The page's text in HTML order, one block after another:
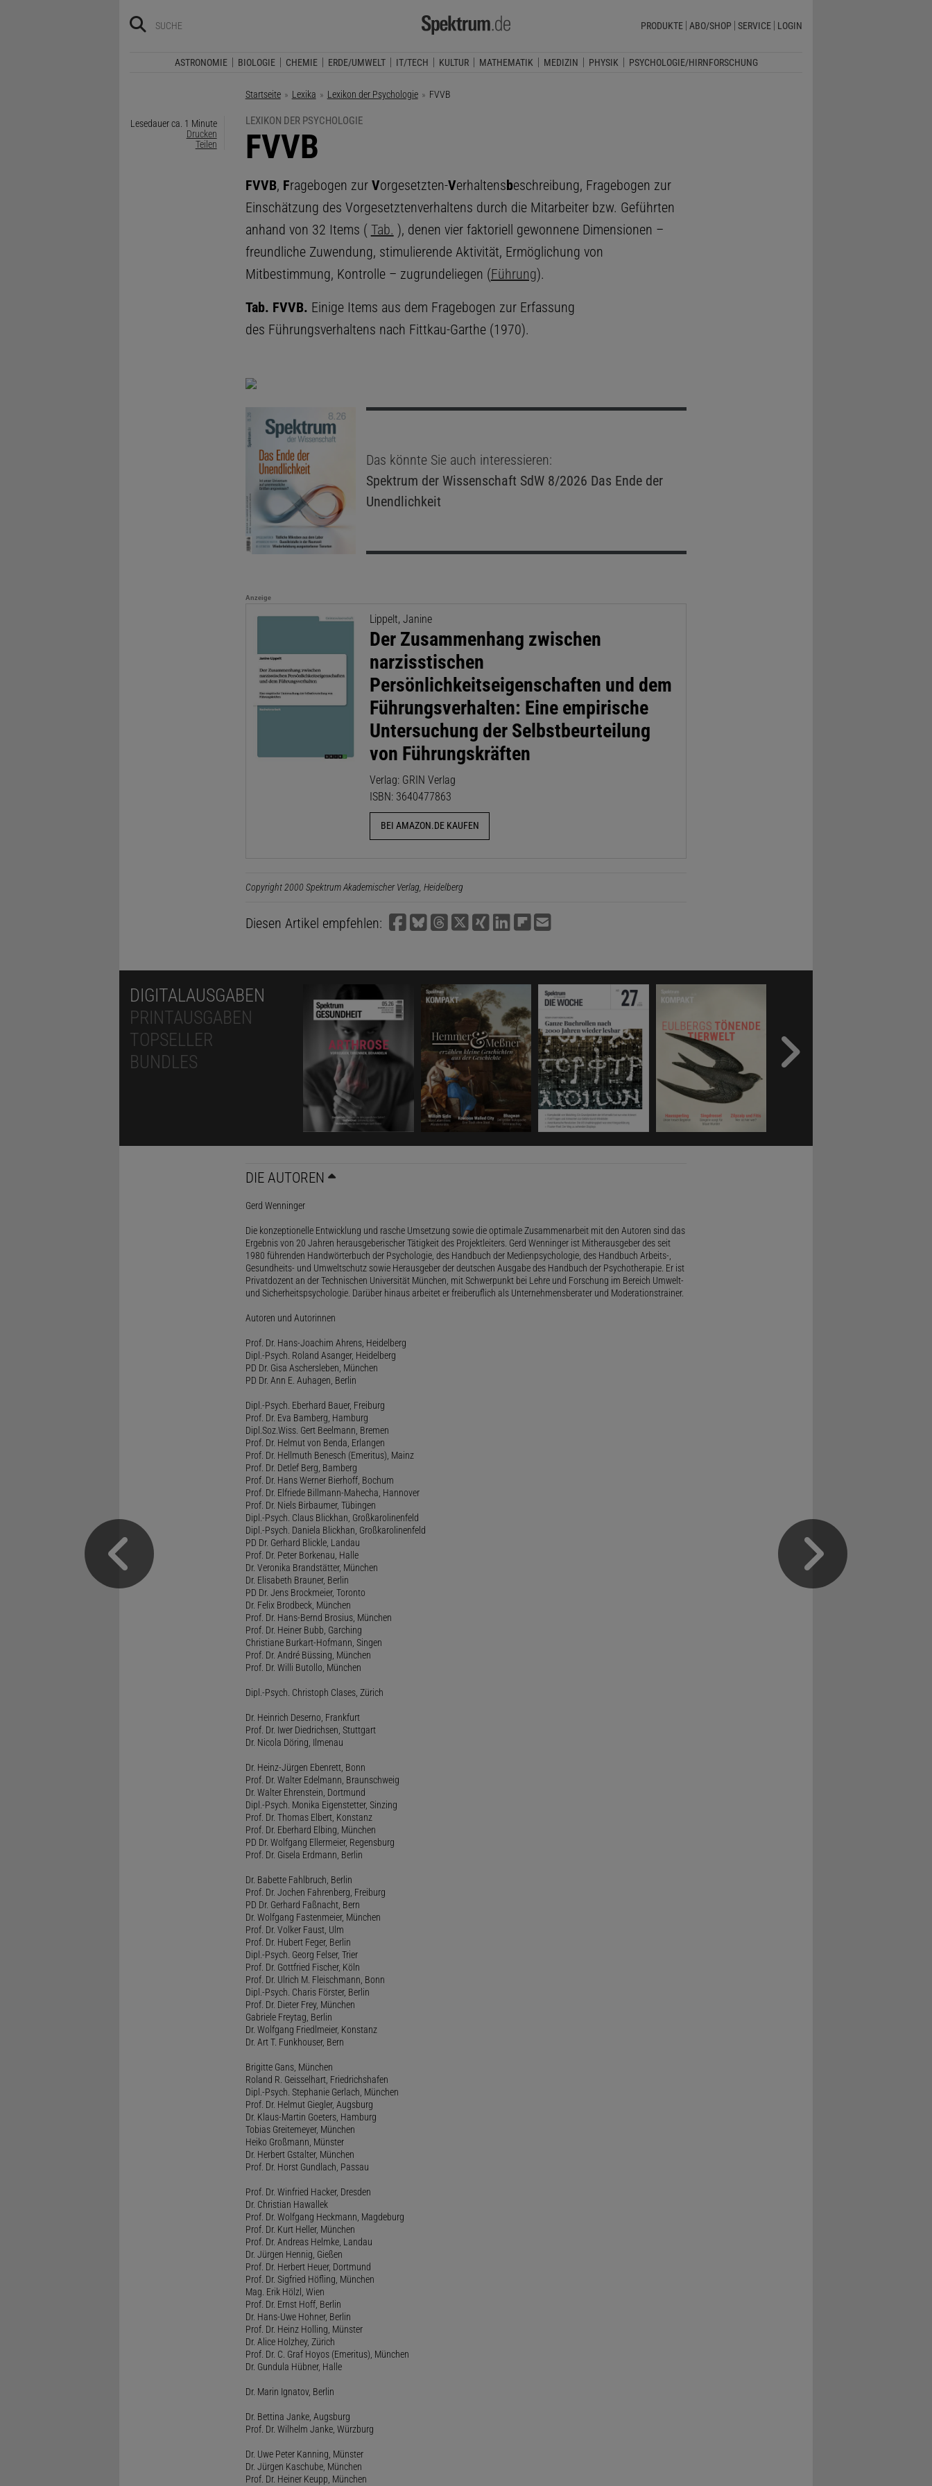
PRODUKTE ABO/SHOP SERVICE LOGIN
ASTRONOMIE BIOLOGIE CHEMIE ERDE/UMWELT IT/TECH KULTUR MATHEMATIK MEDIZIN PHYSIK PSYCHOLOGIE/HIRNFORSCHUNG
Startseite Lexika Lexikon der Psychologie Aktuelle Seite:
FVVB
Lesedauer ca. 1 Minute
Drucken
Teilen
LEXIKON DER PSYCHOLOGIE
:
FVVB
FVVB, Fragebogen zur Vorgesetzten-Verhaltensbeschreibung, Fragebogen zur
Einschätzung des Vorgesetztenverhaltens durch die Mitarbeiter bzw. Geführten
anhand von 32 Items ( Tab. ), denen vier faktoriell gewonnene Dimensionen –
freundliche Zuwendung, stimulierende Aktivität, Ermöglichung von
Mitbestimmung, Kontrolle – zugrundeliegen (Führung).
Tab. FVVB. Einige Items aus dem Fragebogen zur Erfassung
des Führungsverhaltens nach Fittkau-Garthe (1970).
Das könnte Sie auch interessieren:
Spektrum der Wissenschaft SdW 8/2026 Das Ende der
Unendlichkeit
Anzeige
Lippelt, Janine
Der Zusammenhang zwischen
narzisstischen
Persönlichkeitseigenschaften und dem
Führungsverhalten: Eine empirische
Untersuchung der Selbstbeurteilung
von Führungskräften
Verlag: GRIN Verlag
ISBN: 3640477863
BEI AMAZON.DE KAUFEN
Copyright 2000 Spektrum Akademischer Verlag, Heidelberg
Diesen Artikel empfehlen:
DIGITALAUSGABEN
PRINTAUSGABEN
TOPSELLER
BUNDLES
DIE AUTOREN
Gerd Wenninger
Die konzeptionelle Entwicklung und rasche Umsetzung sowie die optimale Zusammenarbeit mit den Autoren sind das
Ergebnis von 20 Jahren herausgeberischer Tätigkeit des Projektleiters. Gerd Wenninger ist Mitherausgeber des seit
1980 führenden Handwörterbuch der Psychologie, des Handbuch der Medienpsychologie, des Handbuch Arbeits-,
Gesundheits- und Umweltschutz sowie Herausgeber der deutschen Ausgabe des Handbuch der Psychotherapie. Er ist
Privatdozent an der Technischen Universität München, mit Schwerpunkt bei Lehre und Forschung im Bereich Umwelt-
und Sicherheitspsychologie. Darüber hinaus arbeitet er freiberuflich als Unternehmensberater und Moderationstrainer.
Autoren und Autorinnen
Prof. Dr. Hans-Joachim Ahrens, Heidelberg
Dipl.-Psych. Roland Asanger, Heidelberg
PD Dr. Gisa Aschersleben, München
PD Dr. Ann E. Auhagen, Berlin
Dipl.-Psych. Eberhard Bauer, Freiburg
Prof. Dr. Eva Bamberg, Hamburg
Dipl.Soz.Wiss. Gert Beelmann, Bremen
Prof. Dr. Helmut von Benda, Erlangen
Prof. Dr. Hellmuth Benesch (Emeritus), Mainz
Prof. Dr. Detlef Berg, Bamberg
Prof. Dr. Hans Werner Bierhoff, Bochum
Prof. Dr. Elfriede Billmann-Mahecha, Hannover
Prof. Dr. Niels Birbaumer, Tübingen
Dipl.-Psych. Claus Blickhan, Großkarolinenfeld
Dipl.-Psych. Daniela Blickhan, Großkarolinenfeld
PD Dr. Gerhard Blickle, Landau
Prof. Dr. Peter Borkenau, Halle
Dr. Veronika Brandstätter, München
Dr. Elisabeth Brauner, Berlin
PD Dr. Jens Brockmeier, Toronto
Dr. Felix Brodbeck, München
Prof. Dr. Hans-Bernd Brosius, München
Prof. Dr. Heiner Bubb, Garching
Christiane Burkart-Hofmann, Singen
Prof. Dr. André Büssing, München
Prof. Dr. Willi Butollo, München
Dipl.-Psych. Christoph Clases, Zürich
Dr. Heinrich Deserno, Frankfurt
Prof. Dr. Iwer Diedrichsen, Stuttgart
Dr. Nicola Döring, Ilmenau
Dr. Heinz-Jürgen Ebenrett, Bonn
Prof. Dr. Walter Edelmann, Braunschweig
Dr. Walter Ehrenstein, Dortmund
Dipl.-Psych. Monika Eigenstetter, Sinzing
Prof. Dr. Thomas Elbert, Konstanz
Prof. Dr. Eberhard Elbing, München
PD Dr. Wolfgang Ellermeier, Regensburg
Prof. Dr. Gisela Erdmann, Berlin
Dr. Babette Fahlbruch, Berlin
Prof. Dr. Jochen Fahrenberg, Freiburg
PD Dr. Gerhard Faßnacht, Bern
Dr. Wolfgang Fastenmeier, München
Prof. Dr. Volker Faust, Ulm
Prof. Dr. Hubert Feger, Berlin
Dipl.-Psych. Georg Felser, Trier
Prof. Dr. Gottfried Fischer, Köln
Prof. Dr. Ulrich M. Fleischmann, Bonn
Dipl.-Psych. Charis Förster, Berlin
Prof. Dr. Dieter Frey, München
Gabriele Freytag, Berlin
Dr. Wolfgang Friedlmeier, Konstanz
Dr. Art T. Funkhouser, Bern
Brigitte Gans, München
Roland R. Geisselhart, Friedrichshafen
Dipl.-Psych. Stephanie Gerlach, München
Prof. Dr. Helmut Giegler, Augsburg
Dr. Klaus-Martin Goeters, Hamburg
Tobias Greitemeyer, München
Heiko Großmann, Münster
Dr. Herbert Gstalter, München
Prof. Dr. Horst Gundlach, Passau
Prof. Dr. Winfried Hacker, Dresden
Dr. Christian Hawallek
Prof. Dr. Wolfgang Heckmann, Magdeburg
Prof. Dr. Kurt Heller, München
Prof. Dr. Andreas Helmke, Landau
Dr. Jürgen Hennig, Gießen
Prof. Dr. Herbert Heuer, Dortmund
Prof. Dr. Sigfried Höfling, München
Mag. Erik Hölzl, Wien
Prof. Dr. Ernst Hoff, Berlin
Dr. Hans-Uwe Hohner, Berlin
Prof. Dr. Heinz Holling, Münster
Dr. Alice Holzhey, Zürich
Prof. Dr. C. Graf Hoyos (Emeritus), München
Dr. Gundula Hübner, Halle
Dr. Marin Ignatov, Berlin
Dr. Bettina Janke, Augsburg
Prof. Dr. Wilhelm Janke, Würzburg
Dr. Uwe Peter Kanning, Münster
Dr. Jürgen Kaschube, München
Prof. Dr. Heiner Keupp, München